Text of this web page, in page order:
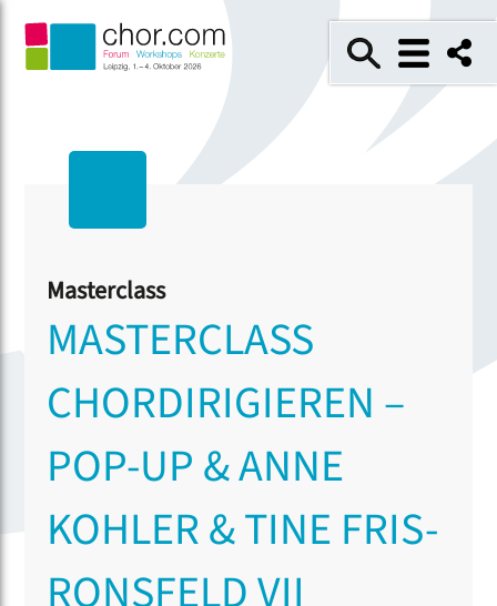
Masterclass
MASTERCLASS
CHORDIRIGIEREN –
POP-UP & ANNE
KOHLER & TINE FRIS-
RONSFELD VII